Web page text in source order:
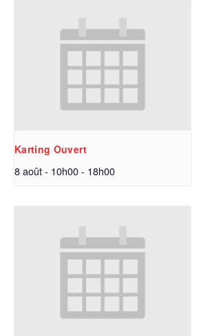
Karting Ouvert
8 août - 10h00- 18h00